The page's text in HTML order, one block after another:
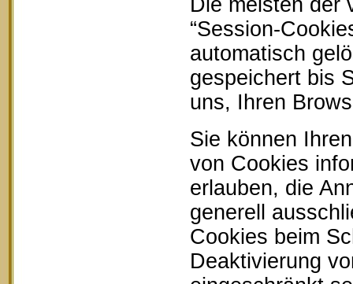
Die meisten der
“Session-
automatisch
gespeichert bis
uns, Ihren
Sie können
von Cookies
erlauben, die
generell
Cookies beim
Deaktivierung